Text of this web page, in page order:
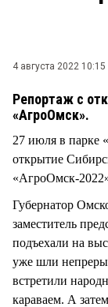
4 августа 2022 10:15
Репортаж с
«АгроОмск».
27 июля в парке
открытие
«АгроОмск-
Губернатор
заместитель
подъехали на
уже шли
встретили
караваем. А